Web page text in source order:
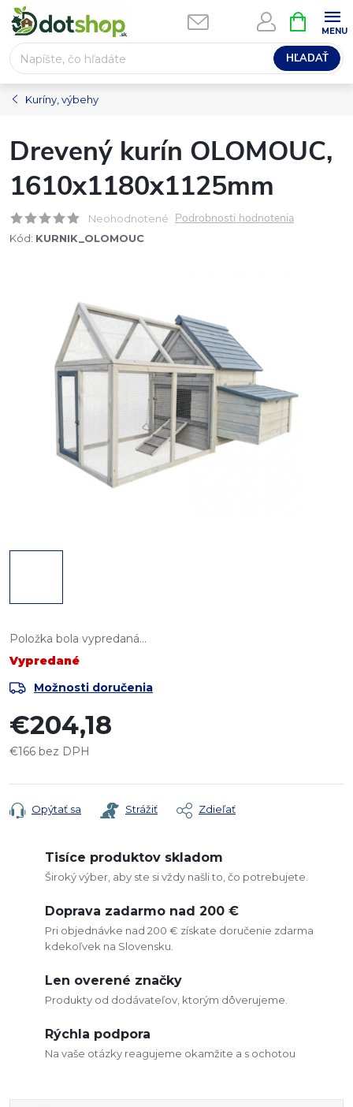
Prejsť
na
obsah
HĽADAŤ
KOŠÍK
Kuríny, výbehy
Drevený kurín OLOMOUC,
1610x1180x1125mm
Neohodnotené Podrobnosti hodnotenia
Kód: KURNIK_OLOMOUC
Položka bola vypredaná…
Vypredané
Možnosti doručenia
€204,18
€166 bez DPH
cena:
Opýtať sa Strážiť Zdieľať
Tisíce produktov skladom
Široký výber, aby ste si vždy našli to, čo potrebujete.
Doprava zadarmo nad 200 €
Pri objednávke nad 200 € získate doručenie zdarma
kdekoľvek na Slovensku.
Len overené značky
Produkty od dodávateľov, ktorým dôverujeme.
Rýchla podpora
Na vaše otázky reagujeme okamžite a s ochotou